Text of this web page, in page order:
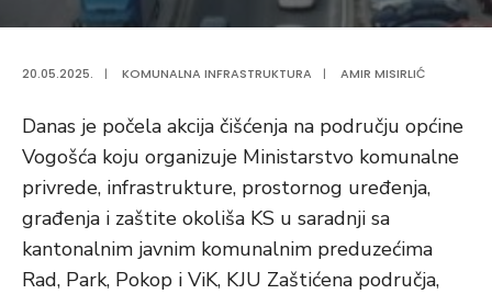
20.05.2025. | KOMUNALNA INFRASTRUKTURA | AMIR MISIRLIĆ
Danas je počela akcija čišćenja na području općine
Vogošća koju organizuje Ministarstvo komunalne
privrede, infrastrukture, prostornog uređenja,
građenja i zaštite okoliša KS u saradnji sa
kantonalnim javnim komunalnim preduzećima
Rad, Park, Pokop i ViK, KJU Zaštićena područja,